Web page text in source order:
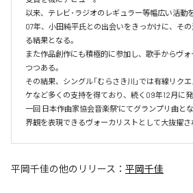
以来、テレビ･ラジオのレギュラー等幅広い活動
07年、小田純平氏との出会いをきっかけに、そ
る結果となる。
また作品創作にも積極的に参加し、歌手からヴ
つつある。
その結果、シングル「むらさき川」では有線リク
ケなど多くの支持を得ており、続く09年12月に
一回 日本作曲家協会音楽祭"にてグランプリ曲と
界観を表現できるヴォーカリストとして大抜擢さ
平岡千佳の他のリリース： 平岡千佳